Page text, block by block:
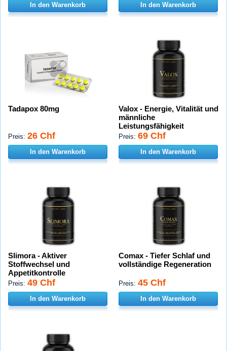
In den Warenkorb In den Warenkorb
Tadapox 80mg
Preis: 26 Chf
In den Warenkorb
Valox - Energie, Vitalität und
männliche
Leistungsfähigkeit
Preis: 69 Chf
In den Warenkorb
Slimora - Aktiver
Stoffwechsel und
Appetitkontrolle
Preis: 49 Chf
In den Warenkorb
Comax - Tiefer Schlaf und
vollständige Regeneration
Preis: 45 Chf
In den Warenkorb